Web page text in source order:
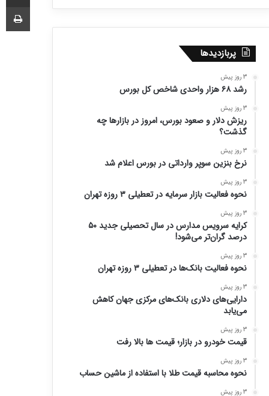
پربازدیدها
3 روز پیش
رشد ۶۸ هزار واحدی شاخص کل بورس
3 روز پیش
ریزش دلار و صعود بورس، امروز در بازارها چه
گذشت؟
3 روز پیش
نرخ بنزین سوپر وارداتی در بورس اعلام شد
3 روز پیش
نحوه فعالیت بازار سرمایه در تعطیلی ۳ روزه تهران
3 روز پیش
کرایه سرویس مدارس در سال تحصیلی جدید ۵۰
درصد گران‌تر می‌شود!
3 روز پیش
نحوه فعالیت بانک‌ها در تعطیلی ۳ روزه تهران
3 روز پیش
دارایی‌های دلاری بانک‌های مرکزی جهان کاهش
می‌یابد
3 روز پیش
قیمت خودرو در بازار؛ قیمت ها بالا رفت
3 روز پیش
نحوه محاسبه قیمت طلا با استفاده از ماشین حساب
3 روز پیش